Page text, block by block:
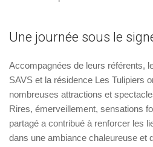
Une journée sous le
Accompagnées de leurs référents,
SAVS et la résidence Les Tulipiers
nombreuses attractions et
Rires, émerveillement, sensations
partagé a contribué à renforcer les
dans une ambiance chaleureuse et